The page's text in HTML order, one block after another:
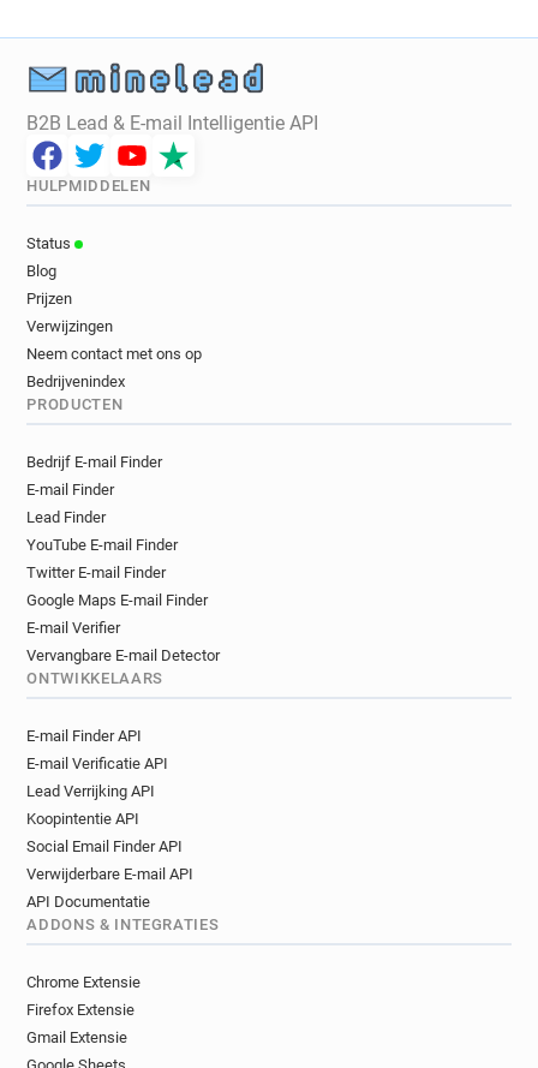
B2B Lead & E-mail Intelligentie API
HULPMIDDELEN
Status
Blog
Prijzen
Verwijzingen
Neem contact met ons op
Bedrijvenindex
PRODUCTEN
Bedrijf E-mail Finder
E-mail Finder
Lead Finder
YouTube E-mail Finder
Twitter E-mail Finder
Google Maps E-mail Finder
E-mail Verifier
Vervangbare E-mail Detector
ONTWIKKELAARS
E-mail Finder API
E-mail Verificatie API
Lead Verrijking API
Koopintentie API
Social Email Finder API
Verwijderbare E-mail API
API Documentatie
ADDONS & INTEGRATIES
Chrome Extensie
Firefox Extensie
Gmail Extensie